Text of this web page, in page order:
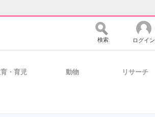
検索 ログイン
・育児 動物 リサーチ